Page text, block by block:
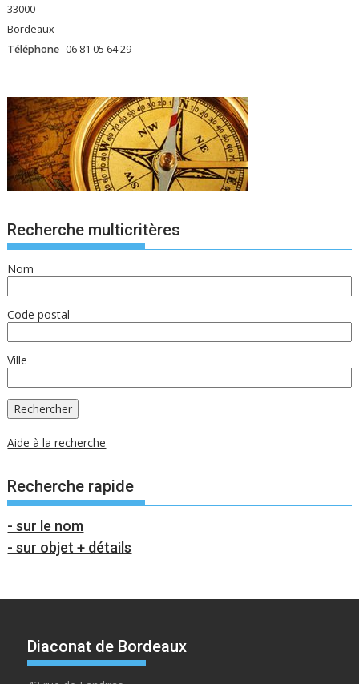
33000
Bordeaux
Téléphone 06 81 05 64 29
Recherche multicritères
Nom
Code postal
Ville
Aide à la recherche
Recherche rapide
- sur le nom
- sur objet + détails
Diaconat de Bordeaux